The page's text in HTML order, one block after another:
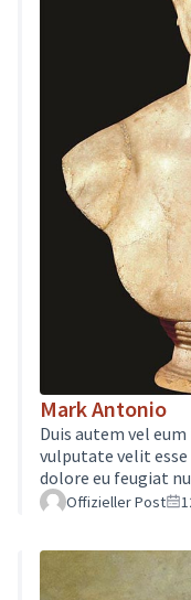
Mark Antonio
Duis autem vel
vulputate velit
dolore eu feugiat
accumsan et iusto
adipiscing elit,
tincidunt ut
Offizieller Post